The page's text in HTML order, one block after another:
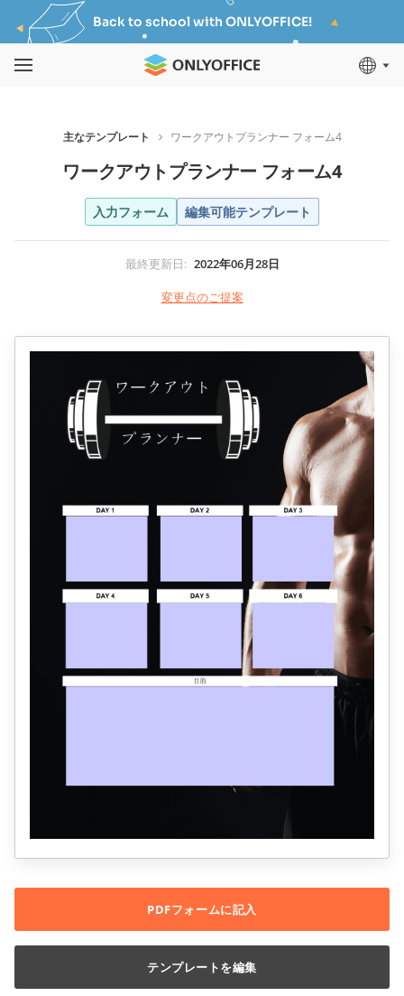
Back to school with ONLYOFFICE!
主なテンプレート ワークアウトプランナー フォーム4
ワークアウトプランナー フォーム4
入力フォーム 編集可能テンプレート
最終更新日: 2022年06月28日
変更点のご提案
PDFフォームに記入
テンプレートを編集